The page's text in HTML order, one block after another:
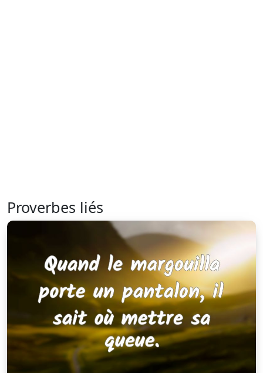
Proverbes liés